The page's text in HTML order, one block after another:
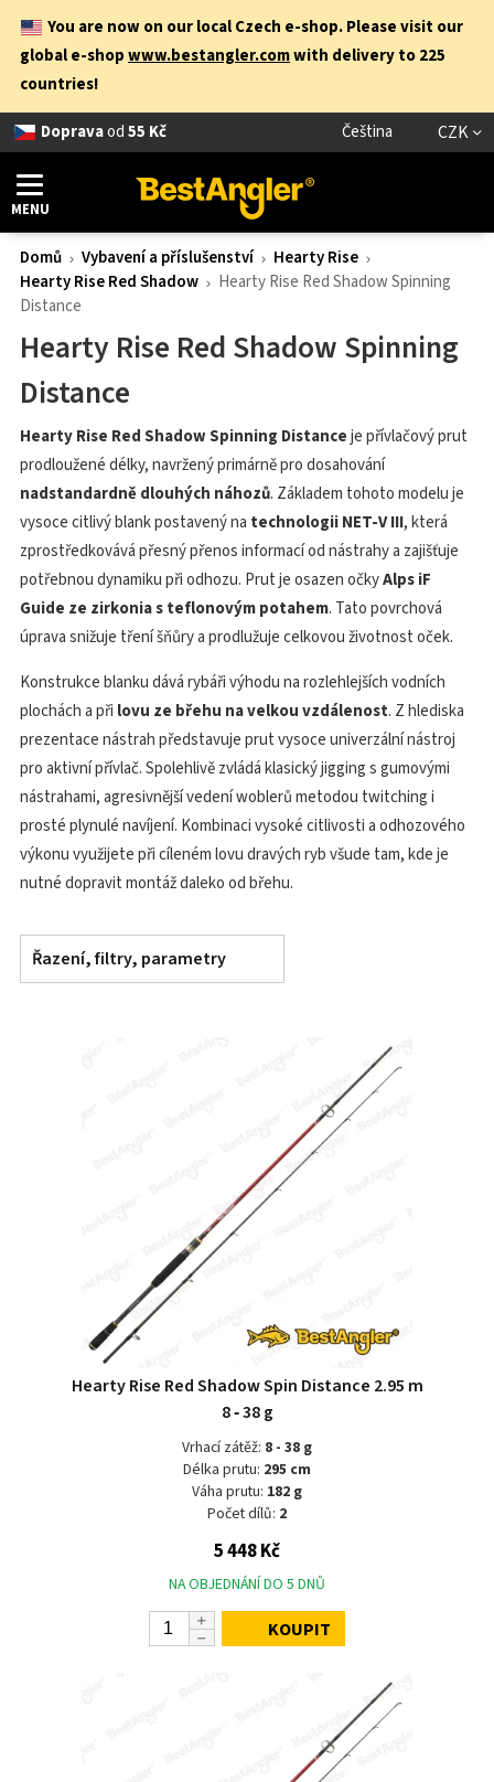
You are now on our local Czech e-shop. Please visit our
global e-shopwww.bestangler.comwith delivery to 225
countries!
Dopravaod55 Kč Čeština CZK
MENU
Domů Vybavení a příslušenství
Hearty Rise
Hearty Rise Red Shadow
Hearty Rise Red Shadow Spinning
Distance
Hearty Rise Red Shadow Spinning
Distance
Hearty Rise Red Shadow Spinning Distanceje přívlačový prut
prodloužené délky, navržený primárně pro dosahování
nadstandardně dlouhých náhozů. Základem tohoto modelu je
vysoce citlivý blank postavený na technologii NET-V III, která
zprostředkovává přesný přenos informací od nástrahy a zajišťuje
potřebnou dynamiku při odhozu. Prut je osazen očkyAlps iF
Guide ze zirkonia s teflonovým potahem. Tato povrchová
úprava snižuje tření šňůry a prodlužuje celkovou životnost oček.
Konstrukce blanku dává rybáři výhodu na rozlehlejších vodních
plochách a při lovu ze břehu na velkou vzdálenost. Z hlediska
prezentace nástrah představuje prut vysoce univerzální nástroj
pro aktivní přívlač. Spolehlivě zvládá klasický jigging s gumovými
nástrahami, agresivnější vedení woblerů metodou twitching i
prosté plynulé navíjení. Kombinaci vysoké citlivosti a odhozového
výkonu využijete při cíleném lovu dravých ryb všude tam, kde je
nutné dopravit montáž daleko od břehu.
Řazení, filtry, parametry
Hearty Rise Red Shadow Spin Distance 2.95 m
8 ‑ 38 g
Vrhací zátěž: 8 - 38 g
Délka prutu: 295 cm
Váha prutu: 182 g
Počet dílů: 2
5 448 Kč
NA OBJEDNÁNÍ DO 5 DNŮ
KOUPIT